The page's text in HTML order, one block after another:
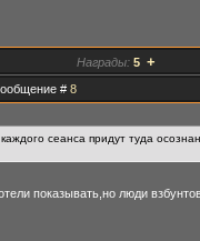
Награды: 5 +
# 8
сеанса придут туда
показывать,но люди